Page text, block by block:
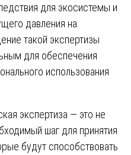
для экосистемы и
давления на
такой экспертизы
для обеспечения
использования
экспертиза — это не
шаг для принятия
будут способствовать